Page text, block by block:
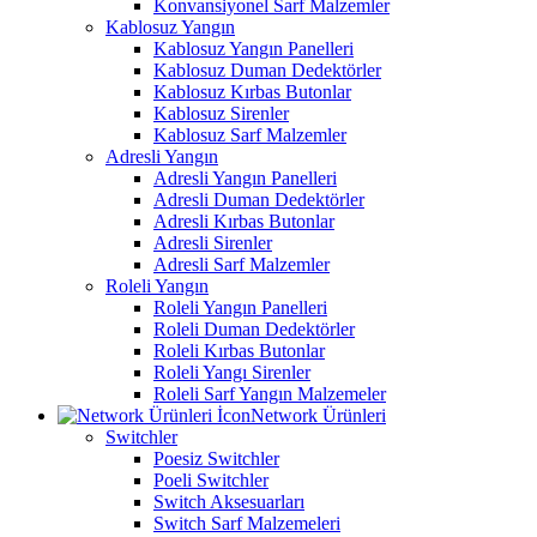
Konvansiyonel Sarf Malzemler
Kablosuz Yangın
Kablosuz Yangın Panelleri
Kablosuz Duman Dedektörler
Kablosuz Kırbas Butonlar
Kablosuz Sirenler
Kablosuz Sarf Malzemler
Adresli Yangın
Adresli Yangın Panelleri
Adresli Duman Dedektörler
Adresli Kırbas Butonlar
Adresli Sirenler
Adresli Sarf Malzemler
Roleli Yangın
Roleli Yangın Panelleri
Roleli Duman Dedektörler
Roleli Kırbas Butonlar
Roleli Yangı Sirenler
Roleli Sarf Yangın Malzemeler
Network Ürünleri
Switchler
Poesiz Switchler
Poeli Switchler
Switch Aksesuarları
Switch Sarf Malzemeleri